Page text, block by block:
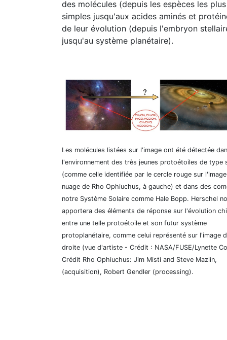
des molécules (depuis les espèces les plus
simples jusqu'aux acides aminés et
de leur évolution (depuis l'embryon
jusqu'au système planétaire).
Les molécules listées sur l'image ont été détectée
l'environnement des très jeunes protoétoiles de type
(comme celle identifiée par le cercle rouge sur
nuage de Rho Ophiuchus, à gauche) et dans des
notre Système Solaire comme Hale Bopp. Herschel
apportera des éléments de réponse sur l'évolution
entre une telle protoétoile et son futur système
protoplanétaire, comme celui représenté sur l'image
droite (vue d'artiste - Crédit : NASA/FUSE/Lynette
Crédit Rho Ophiuchus: Jim Misti and Steve Mazlin,
(acquisition), Robert Gendler (processing).